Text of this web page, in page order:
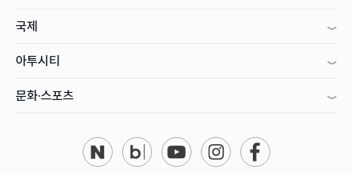
국제
아투시티
문화·스포츠